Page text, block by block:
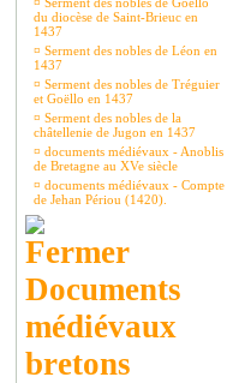
du diocèse de Saint-Brieuc en
1437
¤ Serment des nobles de Léon en
1437
¤ Serment des nobles de Tréguier
et Goëllo en 1437
¤ Serment des nobles de la
châtellenie de Jugon en 1437
¤ documents médiévaux - Anoblis
de Bretagne au XVe siècle
¤ documents médiévaux - Compte
de Jehan Périou (1420).
Documents
médiévaux
bretons